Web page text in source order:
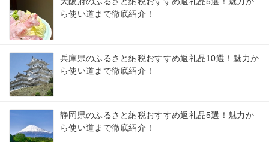
ら使い道まで徹底紹介！
兵庫県のふるさと納税おすすめ返礼品10選！魅力か
ら使い道まで徹底紹介！
静岡県のふるさと納税おすすめ返礼品5選！魅力か
ら使い道まで徹底紹介！